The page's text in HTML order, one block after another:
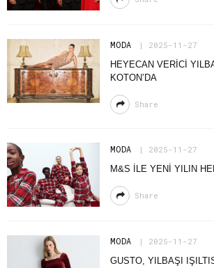
MODA
2025-11-27
HEYECAN VERİCİ
KOTON’DA
Share
MODA
2025-11-27
M&S ILE YENI YILIN
Share
MODA
2025-11-27
GUSTO, YILBAŞI